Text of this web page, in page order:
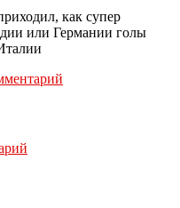
как супер
или Германии голы